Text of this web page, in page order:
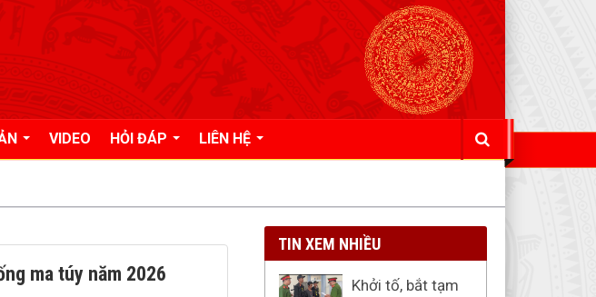
VIDEO HỎI ĐÁP LIÊN HỆ
ma túy năm 2026
TIN XEM NHIỀU
Khởi tố, bắt tạm